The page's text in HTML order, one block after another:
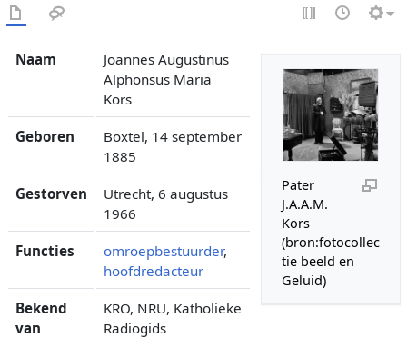
Pater
J.A.A.M.
Kors
(bron:fotocollec
tie beeld en
Geluid)
Naam
Joannes Augustinus
Alphonsus Maria
Kors
Geboren
Boxtel, 14 september
1885
Gestorven
Utrecht, 6 augustus
1966
Functies omroepbestuurder,
hoofdredacteur
Bekend
van
KRO, NRU, Katholieke
Radiogids